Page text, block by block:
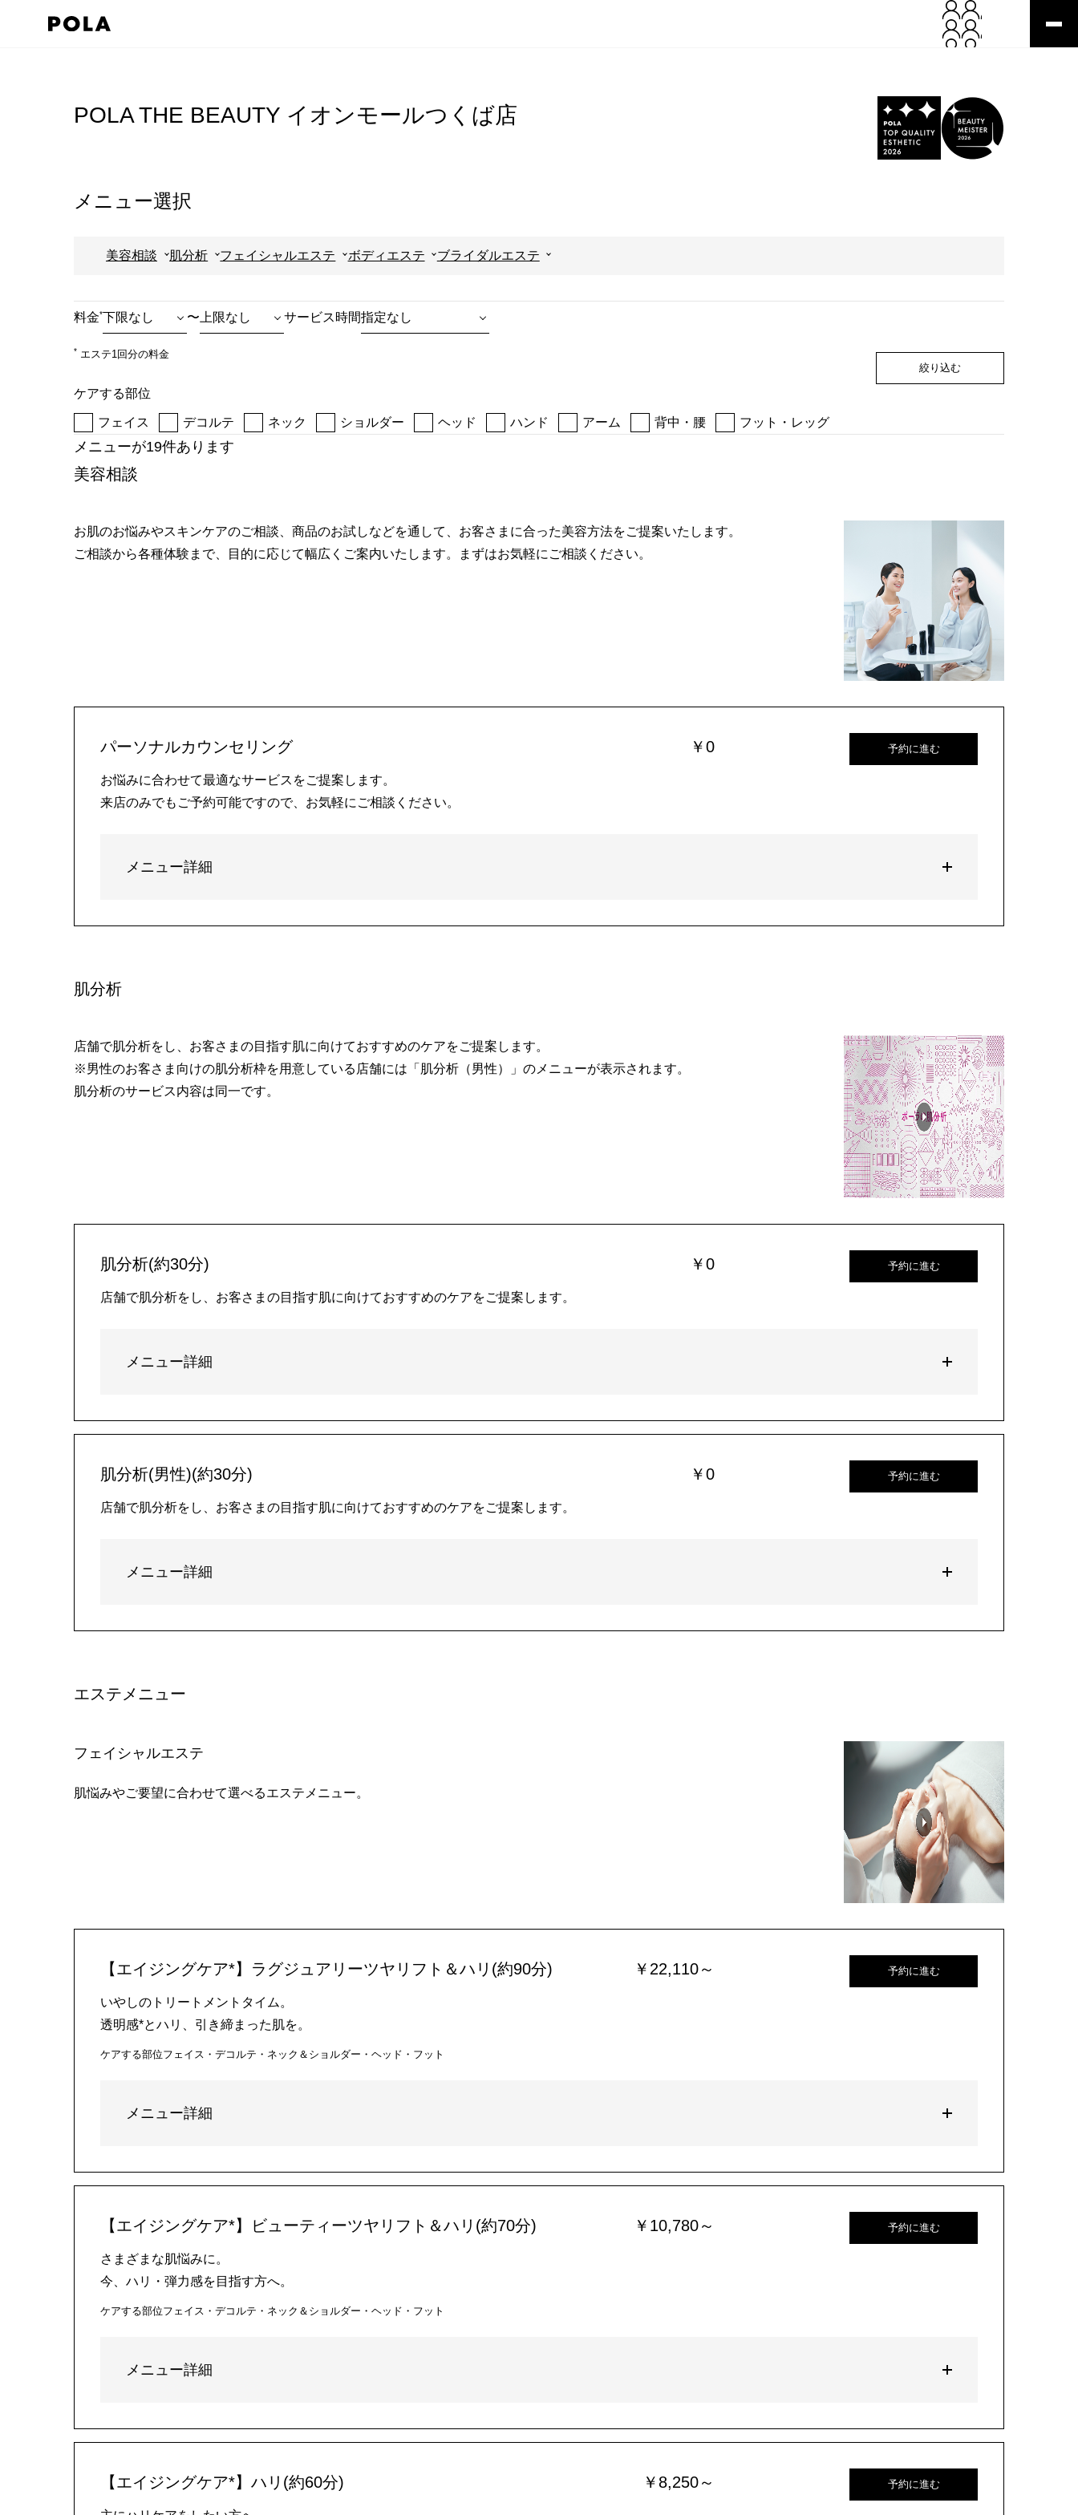
POLA THE BEAUTY イオンモールつくば店
メニュー選択
美容相談 肌分析 フェイシャルエステ ボディエステ ブライダルエステ
料金* 〜 サービス時間
* エステ1回分の料金
ケアする部位
フェイス デコルテ ネック ショルダー ヘッド ハンド アーム 背中・腰 フット・レッグ
絞り込む
メニューが19件あります
美容相談
お肌のお悩みやスキンケアのご相談、商品のお試しなどを通して、お客さまに合った美容方法をご提案いたします。
ご相談から各種体験まで、目的に応じて幅広くご案内いたします。まずはお気軽にご相談ください。
パーソナルカウンセリング ￥0
お悩みに合わせて最適なサービスをご提案します。
来店のみでもご予約可能ですので、お気軽にご相談ください。
予約に進む
メニュー詳細
肌分析
店舗で肌分析をし、お客さまの目指す肌に向けておすすめのケアをご提案します。
※男性のお客さま向けの肌分析枠を用意している店舗には「肌分析（男性）」のメニューが表示されます。
肌分析のサービス内容は同一です。
肌分析(約30分) ￥0
店舗で肌分析をし、お客さまの目指す肌に向けておすすめのケアをご提案します。
予約に進む
メニュー詳細
肌分析(男性)(約30分) ￥0
店舗で肌分析をし、お客さまの目指す肌に向けておすすめのケアをご提案します。
予約に進む
メニュー詳細
エステメニュー
フェイシャルエステ
肌悩みやご要望に合わせて選べるエステメニュー。
【エイジングケア*】ラグジュアリーツヤリフト＆ハリ(約90分) ￥22,110～
いやしのトリートメントタイム。
透明感*とハリ、引き締まった肌を。
ケアする部位フェイス・デコルテ・ネック＆ショルダー・ヘッド・フット
予約に進む
メニュー詳細
【エイジングケア*】ビューティーツヤリフト＆ハリ(約70分) ￥10,780～
さまざまな肌悩みに。
今、ハリ・弾力感を目指す方へ。
ケアする部位フェイス・デコルテ・ネック＆ショルダー・ヘッド・フット
予約に進む
メニュー詳細
【エイジングケア*】ハリ(約60分) ￥8,250～ 予約に進む